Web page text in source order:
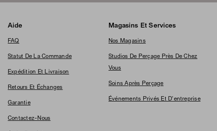
Aide
FAQ
Statut De La Commande
Expédition Et Livraison
Retours Et Échanges
Garantie
Contactez-Nous
Magasins Et Services
Nos Magasins
Studios De Perçage Près De Chez
Vous
Soins Après Perçage
Événements Privés Et D'entreprise